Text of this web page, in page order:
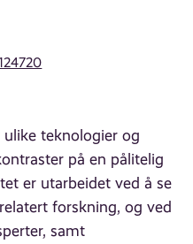
teknologier og
på en pålitelig
er utarbeidet ved å se
forskning, og ved
samt